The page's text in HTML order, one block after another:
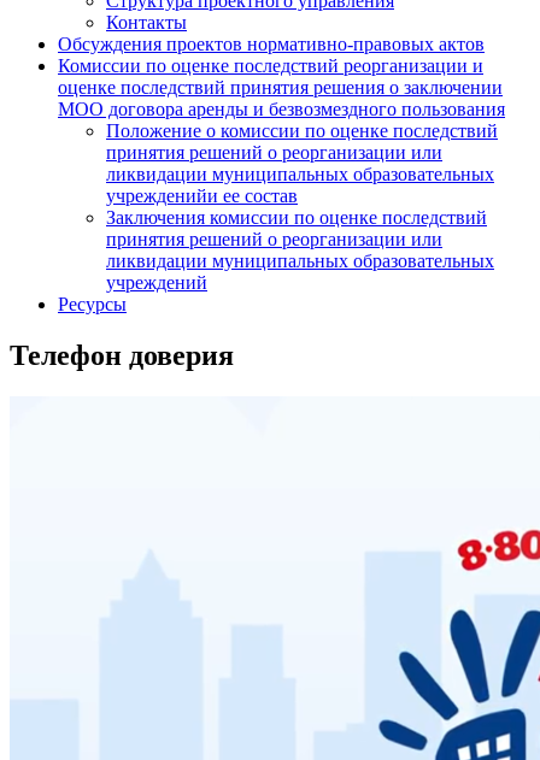
Контакты
Обсуждения проектов нормативно-правовых актов
Комиссии по оценке последствий реорганизации и
оценке последствий принятия решения о заключении
МОО договора аренды и безвозмездного пользования
Положение о комиссии по оценке последствий
принятия решений о реорганизации или
ликвидации муниципальных образовательных
учрежденийи ее состав
Заключения комиссии по оценке последствий
принятия решений о реорганизации или
ликвидации муниципальных образовательных
учреждений
Ресурсы
Телефон доверия